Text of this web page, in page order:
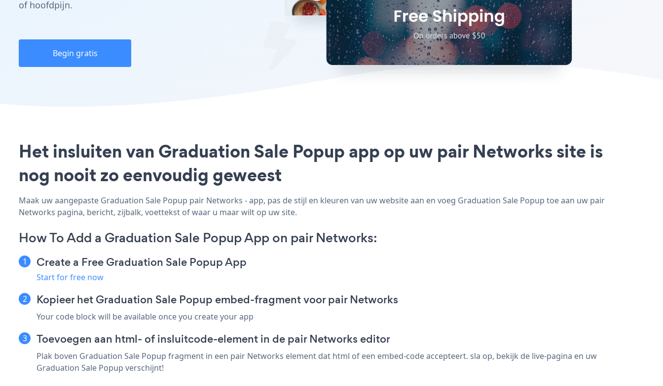
of hoofdpijn.
Begin gratis
Het insluiten van Graduation Sale Popup app op uw pair Networks site is
nog nooit zo eenvoudig geweest
Maak uw aangepaste Graduation Sale Popup pair Networks - app, pas de stijl en kleuren van uw website aan en voeg Graduation Sale Popup toe aan uw pair
Networks pagina, bericht, zijbalk, voettekst of waar u maar wilt op uw site.
How To Add a Graduation Sale Popup App on pair Networks:
Create a Free Graduation Sale Popup App
Start for free now
Kopieer het Graduation Sale Popup embed-fragment voor pair Networks
Your code block will be available once you create your app
Toevoegen aan html- of insluitcode-element in de pair Networks editor
Plak boven Graduation Sale Popup fragment in een pair Networks element dat html of een embed-code accepteert. sla op, bekijk de live-pagina en uw
Graduation Sale Popup verschijnt!